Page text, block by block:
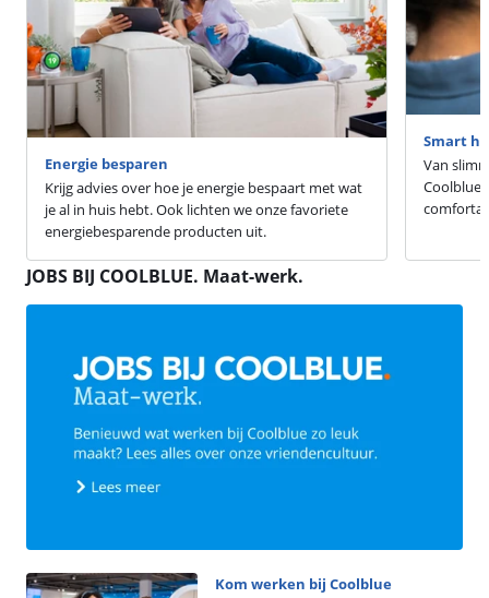
Energie besparen
Krijg advies over hoe je energie bespaart met wat
je al in huis hebt. Ook lichten we onze favoriete
energiebesparende producten uit.
Smart
Van
Coolblue
JOBS BIJ COOLBLUE. Maat-werk.
Kom werken bij Coolblue